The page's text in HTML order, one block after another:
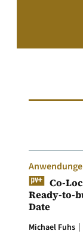
Co-
Ready-to-
Date
Michael Fuhs